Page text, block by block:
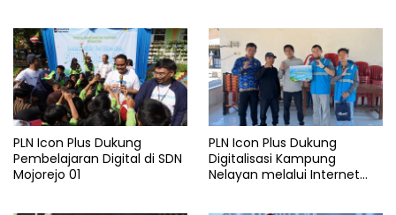
PLN Icon Plus Dukung
Pembelajaran Digital di SDN
Mojorejo 01
PLN Icon Plus Dukung
Digitalisasi Kampung
Nelayan melalui Internet